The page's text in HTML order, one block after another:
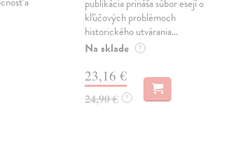
publikácia prináša súbor esejí o
kľúčových problémoch
historického utvárania...
Na sklade ?
23,16 €
24,90 € ?